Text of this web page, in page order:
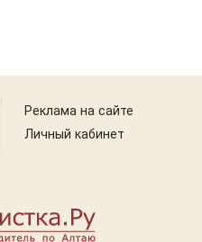
Реклама на сайте
Личный кабинет